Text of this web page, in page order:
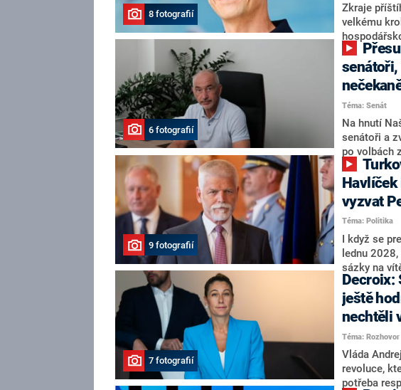
8 fotografií
Zkraje
velkému
stárnutí
nový
senátních
aktivitu
komentátoři
úmorná
námi navíc
svoje
NEWS.
6 fotografií
senátoři,
Téma: Senát
Na hnutí
senátoři a
po volbách
NEWS to
Martin
například
součástí
redakce
Zdeněk
některých
nepřítel, ale
9 fotografií
Havlíček
vyzvat
Téma: Politika
I když se
lednu
sázky na
hlava státu
zmiňují dva
Andreje
Oblíbeným
Motoristy
o případné
značně
nemá
7 fotografií
Decroix:
ještě
nechtěli
Téma: Rozhovor
Vláda
revoluce,
potřeba